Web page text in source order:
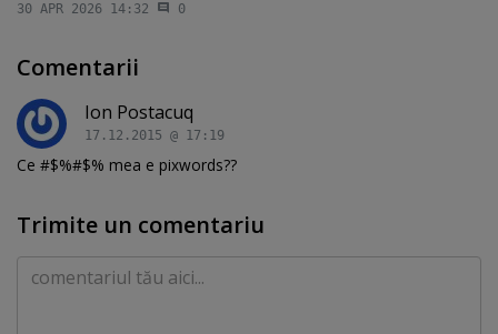
30 APR 2026 14:32 0
Comentarii
Ion Postacuq
17.12.2015 @ 17:19
Ce #$%#$% mea e pixwords??
Trimite un comentariu
Comentariu